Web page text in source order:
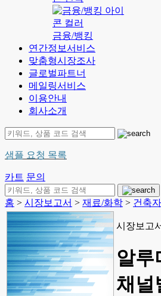
금융/뱅킹
연간정보서비스
맞춤형시장조사
글로벌파트너
메일링서비스
이용안내
회사소개
샘플 요청 목록
카트 문의
홈 > 시장보고서 > 재료/화학 > 건축
시장보고
알루
채널